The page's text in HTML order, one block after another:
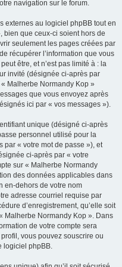
navigation sur le forum.
externes au logiciel phpBB tout en
bien que ceux-ci soient hors de
seulement les pages créées par
récupérer l’information que vous
être, et n’est pas limité à : la
invité (désignée ci-après par
Malherbe Normandy Kop »
que vous envoyez après
ici par « vos messages »).
unique (désigné ci-après
personnel utilisé pour la
par « votre mot de passe »), et
ci-après par « votre
sur « Malherbe Normandy
des données applicables dans
en-dehors de votre nom
adresse courriel requise par
d’enregistrement, qu’elle soit
Malherbe Normandy Kop ». Dans
de votre compte sera
vous pouvez souscrire ou
logiciel phpBB.